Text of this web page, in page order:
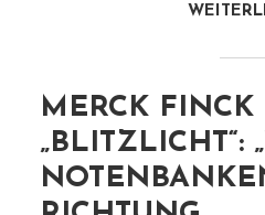
MERCK FINCK
„BLITZLICHT“: